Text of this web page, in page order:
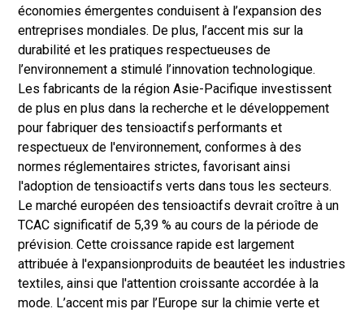
économies émergentes conduisent à l’expansion des
entreprises mondiales. De plus, l’accent mis sur la
durabilité et les pratiques respectueuses de
l’environnement a stimulé l’innovation technologique.
Les fabricants de la région Asie-Pacifique investissent
de plus en plus dans la recherche et le développement
pour fabriquer des tensioactifs performants et
respectueux de l'environnement, conformes à des
normes réglementaires strictes, favorisant ainsi
l'adoption de tensioactifs verts dans tous les secteurs.
Le marché européen des tensioactifs devrait croître à un
TCAC significatif de 5,39 % au cours de la période de
prévision. Cette croissance rapide est largement
attribuée à l'expansionproduits de beautéet les industries
textiles, ainsi que l'attention croissante accordée à la
mode. L’accent mis par l’Europe sur la chimie verte et